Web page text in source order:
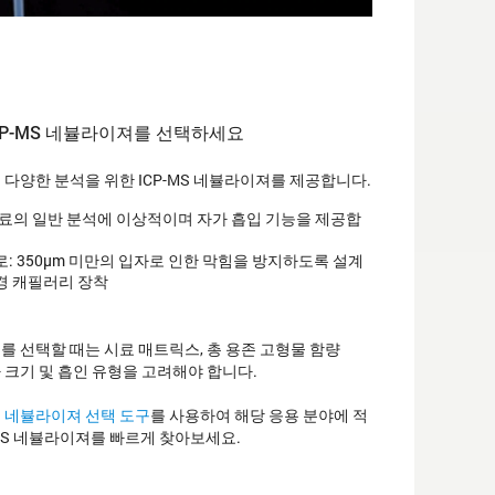
MS 네뷸라이져를 선택하세요
양한 분석을 위한 ICP-MS 네뷸라이져를 제공합니다.
의 일반 분석에 이상적이며 자가 흡입 기능을 제공합
: 350µm 미만의 입자로 인한 막힘을 방지하도록 설계
캐필러리 장착
선택할 때는 시료 매트릭스, 총 용존 고형물 함량
크기 및 흡인 유형을 고려해야 합니다.
네뷸라이져 선택 도구를 사용하여 해당 응용 분야에 적
네뷸라이져를 빠르게 찾아보세요.